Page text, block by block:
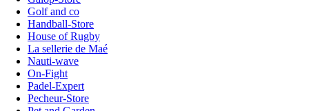
Golf and co
Handball-Store
House of Rugby
La sellerie de Maé
Nauti-wave
On-Fight
Padel-Expert
Pecheur-Store